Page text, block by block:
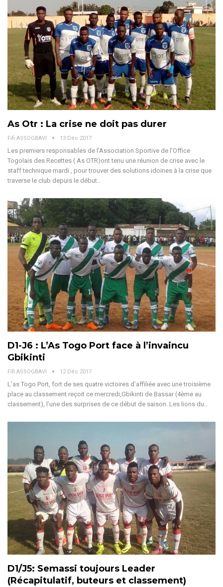
As Otr : La crise ne doit pas durer
Fifi ASSOGBAVI 13 Déc 2017
Les premiers responsables de l’Association Sportive de l’Office
Togolais des Recettes ( As OTR)ont tenu une réunion de crise avec le
staff technique mardi , pour trouver des solutions idoines à la crise que
traverse le club depuis le début…
D1-J6 : L’As Togo Port face à l’invaincu
Gbikinti
Fifi ASSOGBAVI 12 Déc 2017
L’as Togo Port, fort de ses quatre victoires d’affiliée avec une troisième
place au classement reçoit ce mercredi,Gbikinti de Bassar (4ème au
classement), l’une des surprises de ce début de saison. Les lions du…
D1/J5: Semassi toujours Leader
(Récapitulatif, buteurs et classement)